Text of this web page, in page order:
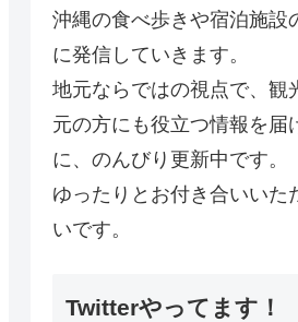
沖縄の食べ歩きや宿泊施設
に発信していきます。
地元ならではの視点で、観
元の方にも役立つ情報を届
に、のんびり更新中です。
ゆったりとお付き合いいた
いです。
Twitterやってます！